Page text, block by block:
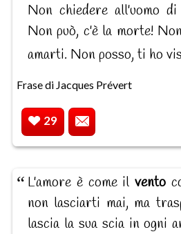
Non chiedere all'uomo
Non può, c'è la morte!
amarti. Non posso, ti ho
Frase di Jacques Prévert
29
L'amore è come il vento
non lasciarti mai, ma
lascia la sua scia in ogni